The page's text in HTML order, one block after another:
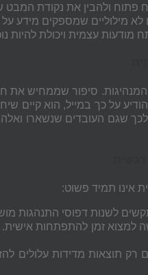
פתוח ולהבין את נקודת
לא מילוליים שמספקים מידע
מודעות עצמית ויכולת להיות
סיפור שממחיש את
על כך במייל, הוא קיים
שגם העובדים שנשארו
אינו תמיד פשוט:
לשנות דפוסי התנהגות
למצוא זמן להתפתחות אישית.
רק תוצאות מדידות עלולים